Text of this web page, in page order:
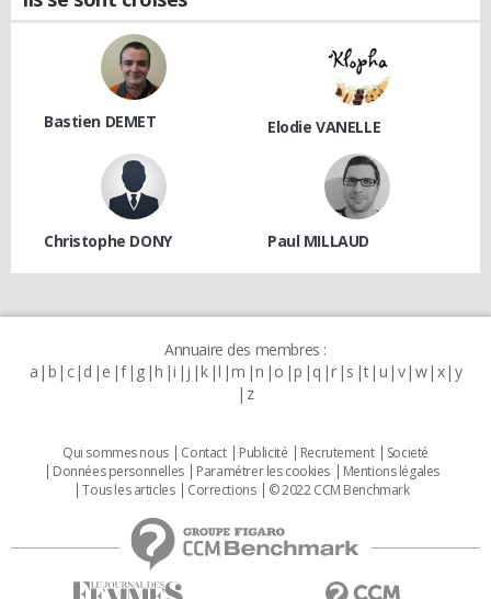
Bastien DEMET Elodie VANELLE
Christophe DONY Paul MILLAUD
Annuaire des membres :
a b c d e f g h i j k l m n o p q r s t u v w x y
z
Qui sommes nous Contact Publicité Recrutement
Societé
Données personnelles
Paramétrer les cookies
Mentions légales
Tous les articles
Corrections © 2022 CCM Benchmark